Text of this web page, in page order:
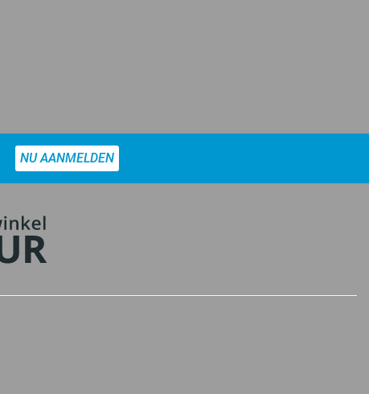
NU AANMELDEN